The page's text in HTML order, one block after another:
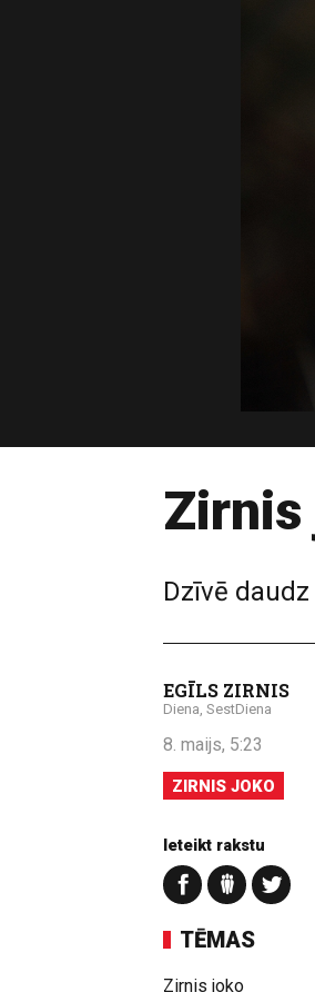
Dzīvē
EGĪLS ZIRNIS
Diena, SestDiena
8. maijs, 5:23
ZIRNIS JOKO
Ieteikt rakstu
TĒMAS
Zirnis joko